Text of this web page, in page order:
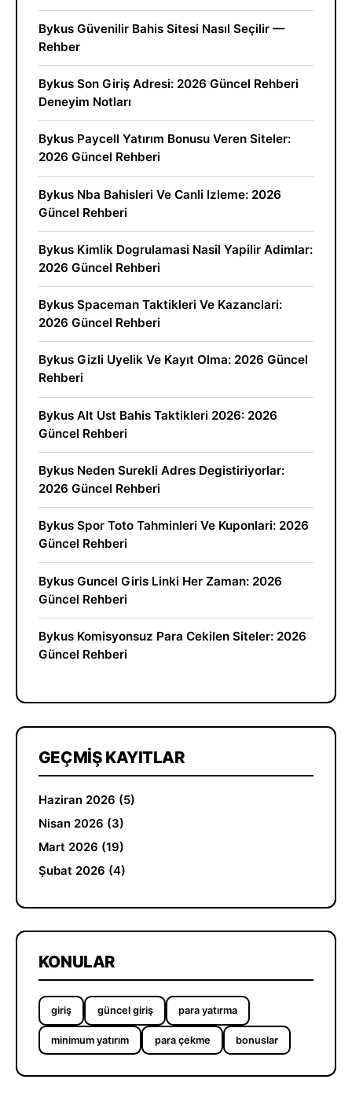
Bykus Güvenilir Bahis Sitesi Nasıl Seçilir —
Rehber
Bykus Son Giriş Adresi: 2026 Güncel Rehberi
Deneyim Notları
Bykus Paycell Yatırım Bonusu Veren Siteler:
2026 Güncel Rehberi
Bykus Nba Bahisleri Ve Canli Izleme: 2026
Güncel Rehberi
Bykus Kimlik Dogrulamasi Nasil Yapilir Adimlar:
2026 Güncel Rehberi
Bykus Spaceman Taktikleri Ve Kazanclari:
2026 Güncel Rehberi
Bykus Gizli Uyelik Ve Kayıt Olma: 2026 Güncel
Rehberi
Bykus Alt Ust Bahis Taktikleri 2026: 2026
Güncel Rehberi
Bykus Neden Surekli Adres Degistiriyorlar:
2026 Güncel Rehberi
Bykus Spor Toto Tahminleri Ve Kuponlari: 2026
Güncel Rehberi
Bykus Guncel Giris Linki Her Zaman: 2026
Güncel Rehberi
Bykus Komisyonsuz Para Cekilen Siteler: 2026
Güncel Rehberi
GEÇMIŞ KAYITLAR
Haziran 2026 (5)
Nisan 2026 (3)
Mart 2026 (19)
Şubat 2026 (4)
KONULAR
giriş güncel giriş para yatırma
minimum yatırım para çekme bonuslar